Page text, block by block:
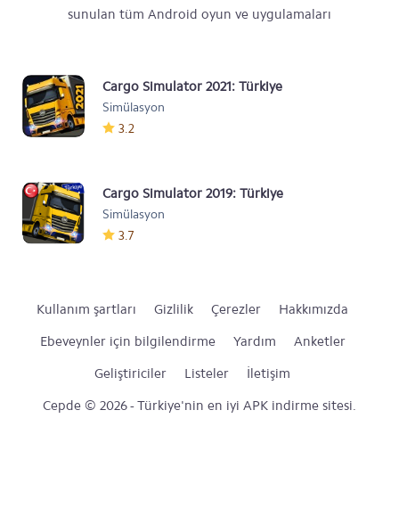
sunulan tüm Android oyun ve uygulamaları
Cargo Simulator 2021: Türkiye
Simülasyon
3.2
Cargo Simulator 2019: Türkiye
Simülasyon
3.7
Kullanım şartları Gizlilik Çerezler
Hakkımızda
Ebeveynler için bilgilendirme
Yardım
Anketler
Geliştiriciler
Listeler
İletişim
Cepde © 2026 - Türkiye'nin en iyi APK indirme sitesi.